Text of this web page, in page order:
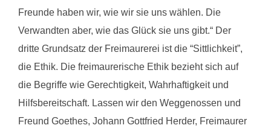
Freunde haben wir, wie wir sie uns wählen. Die
Verwandten aber, wie das Glück sie uns gibt.“ Der
dritte Grundsatz der Freimaurerei ist die “Sittlichkeit”,
die Ethik. Die freimaurerische Ethik bezieht sich auf
die Begriffe wie Gerechtigkeit, Wahrhaftigkeit und
Hilfsbereitschaft. Lassen wir den Weggenossen und
Freund Goethes, Johann Gottfried Herder, Freimaurer